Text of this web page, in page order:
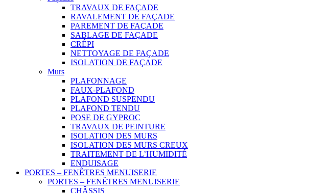
TRAVAUX DE FAÇADE
RAVALEMENT DE FAÇADE
PAREMENT DE FAÇADE
SABLAGE DE FAÇADE
CRÉPI
NETTOYAGE DE FAÇADE
ISOLATION DE FAÇADE
Murs
PLAFONNAGE
FAUX-PLAFOND
PLAFOND SUSPENDU
PLAFOND TENDU
POSE DE GYPROC
TRAVAUX DE PEINTURE
ISOLATION DES MURS
ISOLATION DES MURS CREUX
TRAITEMENT DE L’HUMIDITÉ
ENDUISAGE
PORTES – FENÊTRES MENUISERIE
PORTES – FENÊTRES MENUISERIE
CHÂSSIS